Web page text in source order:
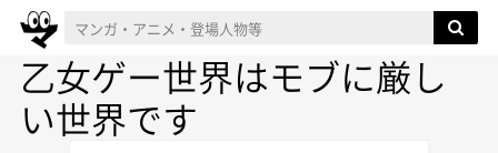
乙女ゲー世界はモブに厳し
い世界です